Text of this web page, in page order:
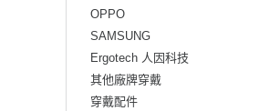
OPPO
SAMSUNG
Ergotech 人因科技
其他廠牌穿戴
穿戴配件